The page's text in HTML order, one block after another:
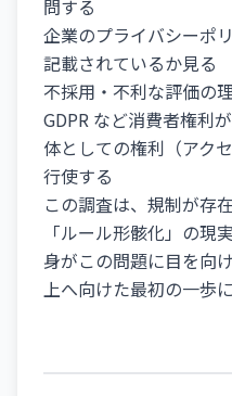
問する
企業のプライバシーポ
記載されているか見る
不採用・不利な評価の
GDPR など消費者権利
体としての権利（アク
行使する
この調査は、規制が存
「ルール形骸化」の現
身がこの問題に目を向
上へ向けた最初の一歩